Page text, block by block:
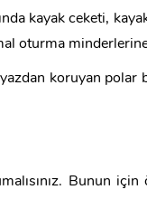
kayak ceketi,
oturma minderlerine
koruyan polar
Bunun